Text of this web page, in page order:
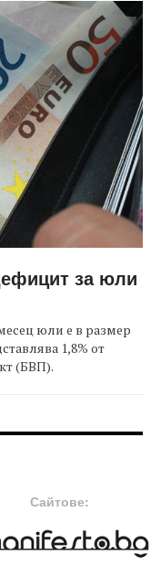
за юли
юли е в размер
1,8% от
(БВП).
Сайтове: